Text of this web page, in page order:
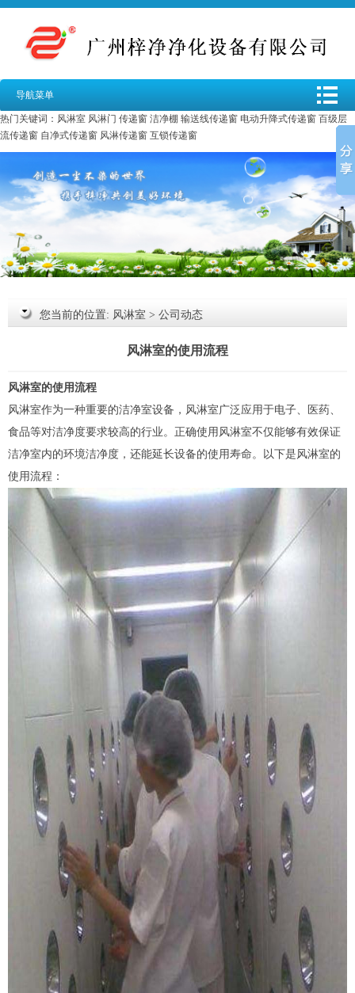
导航菜单
热门关键词： 风淋室 风淋门 传递窗 洁净棚 输送线传递窗 电动升降式传递窗 百级层
流传递窗 自净式传递窗 风淋传递窗 互锁传递窗
您当前的位置: 风淋室 > 公司动态
风淋室的使用流程
风淋室的使用流程
风淋室作为一种重要的洁净室设备， 风淋室 广泛应用于电子、医药、
食品等对洁净度要求较高的行业。正确使用风淋室不仅能够有效保证
洁净室内的环境洁净度，还能延长设备的使用寿命。以下是风淋室的
使用流程：